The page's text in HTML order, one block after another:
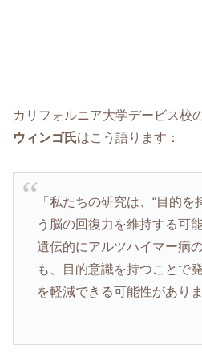
カリフォルニア大学デービス校
ウィンゴ氏はこう語ります：
「私たちの研究は、“目的を
う脳の回復力を維持する可
遺伝的にアルツハイマー病
も、目的意識を持つことで
を軽減できる可能性がありま